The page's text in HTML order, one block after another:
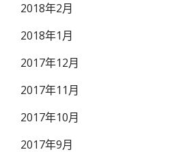
2018年2月
2018年1月
2017年12月
2017年11月
2017年10月
2017年9月